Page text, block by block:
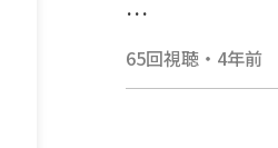
チャンネル登
65回視聴 ・ 4年前